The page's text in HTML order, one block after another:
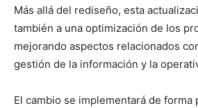
Más allá del rediseño, esta
también a una optimización de los
mejorando aspectos relacionados
gestión de la información y la
El cambio se implementará de forma